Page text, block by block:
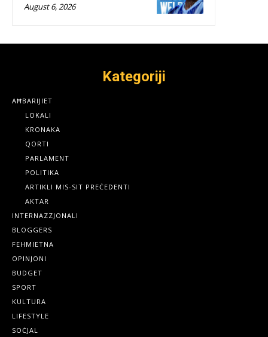
August 6, 2026
Kategoriji
AĦBARIJIET
LOKALI
KRONAKA
QORTI
PARLAMENT
POLITIKA
ARTIKLI MIS-SIT PREĊEDENTI
AKTAR
INTERNAZZJONALI
BLOGGERS
FEHMIETNA
OPINJONI
BUDGET
SPORT
KULTURA
LIFESTYLE
SOĊJAL